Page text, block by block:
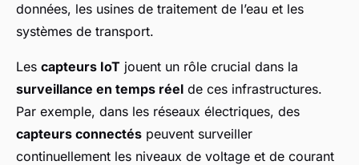
données, les usines de traitement de l’eau et les
systèmes de transport.
Les capteurs IoT jouent un rôle crucial dans la
surveillance en temps réel de ces infrastructures.
Par exemple, dans les réseaux électriques, des
capteurs connectés peuvent surveiller
continuellement les niveaux de voltage et de courant